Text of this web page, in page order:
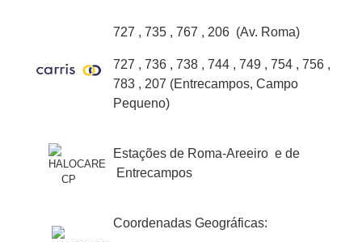
727 , 735 , 767 , 206 (Av. Roma)
727 , 736 , 738 , 744 , 749 , 754 , 756 ,
783 , 207 (Entrecampos, Campo
Pequeno)
Estações de Roma-Areeiro e de
Entrecampos
Coordenadas Geográficas: